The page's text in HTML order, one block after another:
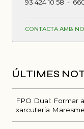
93 424 10 58 -
CONTACTA AMB
FPO Dual: Formar
xarcuteria